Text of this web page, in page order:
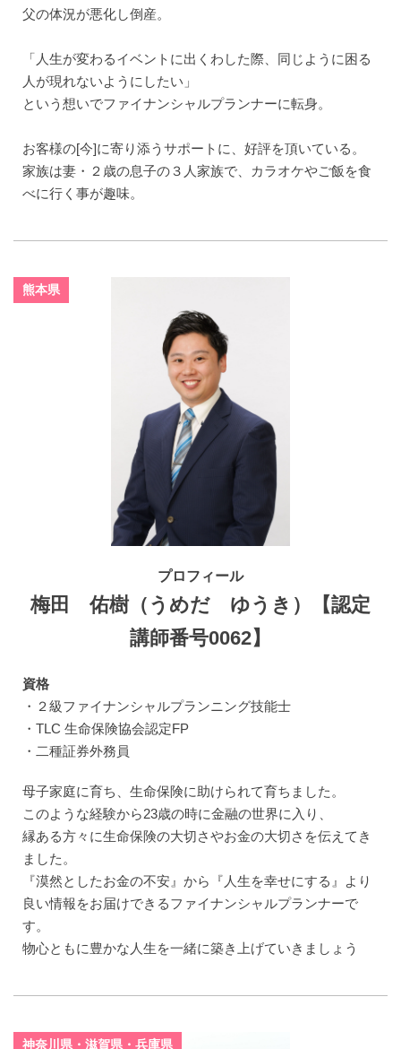
父の体況が悪化し倒産。
「人生が変わるイベントに出くわした際、同じように困る
人が現れないようにしたい」
という想いでファイナンシャルプランナーに転身。
お客様の[今]に寄り添うサポートに、好評を頂いている。
家族は妻・２歳の息子の３人家族で、カラオケやご飯を食
べに行く事が趣味。
熊本県
プロフィール
梅田 佑樹（うめだ ゆうき）【認定
講師番号0062】
資格
・２級ファイナンシャルプランニング技能士
・TLC 生命保険協会認定FP
・二種証券外務員
母子家庭に育ち、生命保険に助けられて育ちました。
このような経験から23歳の時に金融の世界に入り、
縁ある方々に生命保険の大切さやお金の大切さを伝えてき
ました。
『漠然としたお金の不安』から『人生を幸せにする』より
良い情報をお届けできるファイナンシャルプランナーで
す。
物心ともに豊かな人生を一緒に築き上げていきましょう
神奈川県・滋賀県・兵庫県